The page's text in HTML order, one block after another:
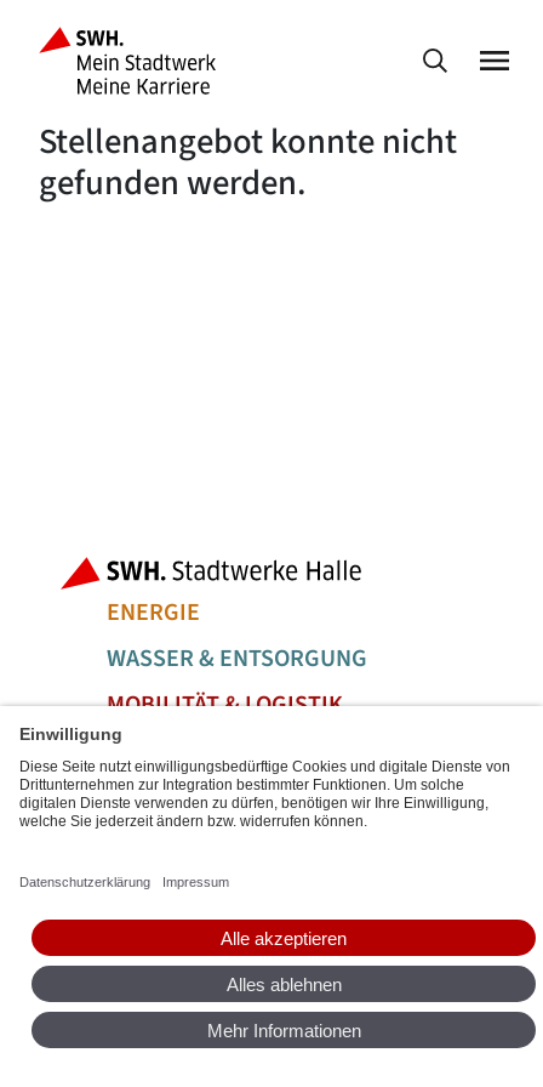
Stellenangebot konnte nicht
gefunden werden.
Bereiche der
ENERGIE
WASSER & ENTSORGUNG
MOBILITÄT & LOGISTIK
SERVICE & FREIZEIT
Service Links
BARRIEREFREIHEIT DATENSCHUTZ
IMPRESSUM SITEMAP
DIGITALE DIENSTE